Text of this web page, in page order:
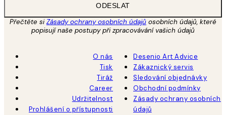
ODESLAT
Přečtěte siZásady ochrany osobních údajů osobních údajů, které
popisují naše postupy při zpracovávání vašich údajů
O nás
Tisk
Tiráž
Career
Udržitelnost
Prohlášení o přístupnosti
Desenio Art Advice
Zákaznický servis
Sledování objednávky
Obchodní podmínky
Zásady ochrany osobních
údajů